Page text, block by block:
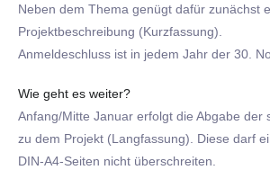
Neben dem Thema genügt dafür zunächst
Projektbeschreibung (Kurzfassung).
Anmeldeschluss ist in jedem Jahr der 30.
Wie geht es weiter?
Anfang/Mitte Januar erfolgt die Abgabe der
zu dem Projekt (Langfassung). Diese darf
DIN-A4-Seiten nicht überschreiten.